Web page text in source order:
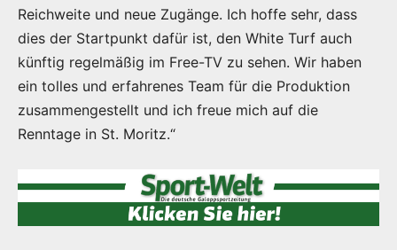
Reichweite und neue Zugänge. Ich hoffe sehr, dass
dies der Startpunkt dafür ist, den White Turf auch
künftig regelmäßig im Free-TV zu sehen. Wir haben
ein tolles und erfahrenes Team für die Produktion
zusammengestellt und ich freue mich auf die
Renntage in St. Moritz.“